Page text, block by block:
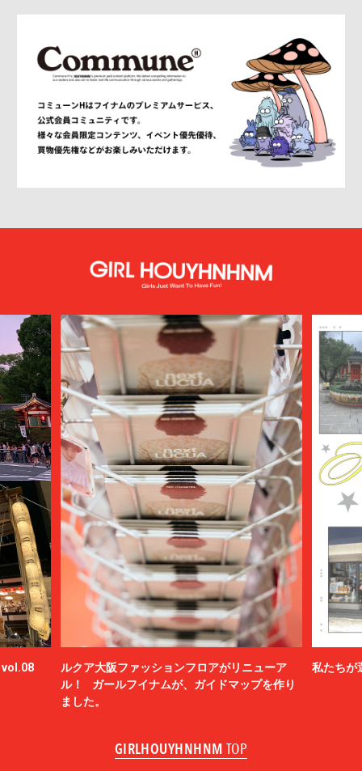
vol.08
ルクア大阪ファッションフロアがリニューア
ル！ ガールフイナムが、ガイドマップを作り
ました。
私たちが
GIRLHOUYHNHNM TOP